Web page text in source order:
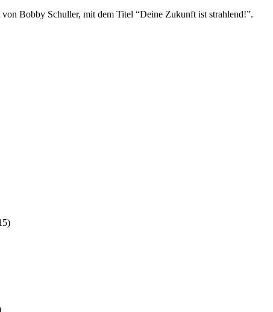
von Bobby Schuller, mit dem Titel “Deine Zukunft ist strahlend!”.